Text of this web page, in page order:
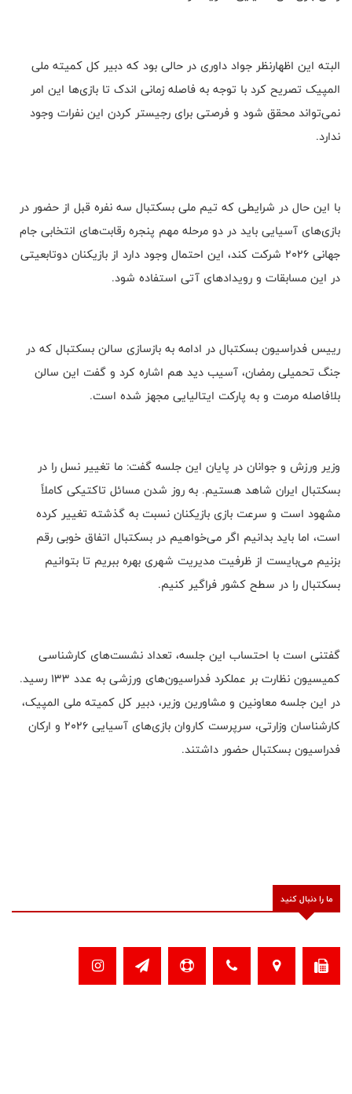
البته این اظهارنظر جواد داوری در حالی بود که دبیر کل کمیته ملی
المپیک تصریح کرد با توجه به فاصله زمانی اندک تا بازی‌ها این امر
نمی‌تواند محقق شود و فرصتی برای رجیستر کردن این نفرات وجود
ندارد.
با این حال در شرایطی که تیم ملی بسکتبال سه نفره قبل از حضور در
بازی‌های آسیایی باید در دو مرحله مهم پنجره رقابت‌های انتخابی جام
جهانی 2026 شرکت کند، این احتمال وجود دارد از بازیکنان دوتابعیتی
در این مسابقات و رویدادهای آتی استفاده شود.
رییس فدراسیون بسکتبال در ادامه به بازسازی سالن بسکتبال که در
جنگ تحمیلی رمضان، آسیب دید هم اشاره کرد و گفت این سالن
بلافاصله مرمت و به پارکت ایتالیایی مجهز شده است.
وزیر ورزش و جوانان در پایان این جلسه گفت: ما تغییر نسل را در
بسکتبال ایران شاهد هستیم. به روز شدن مسائل تاکتیکی کاملاً
مشهود است و سرعت بازی بازیکنان نسبت به گذشته تغییر کرده
است، اما باید بدانیم اگر می‌خواهیم در بسکتبال اتفاق خوبی رقم
بزنیم می‌بایست از ظرفیت مدیریت شهری بهره ببریم تا بتوانیم
بسکتبال را در سطح کشور فراگیر کنیم.
گفتنی است با احتساب این جلسه، تعداد نشست‌های کارشناسی
کمیسیون نظارت بر عملکرد فدراسیون‌های ورزشی به عدد 133 رسید.
در این جلسه معاونین و مشاورین وزیر، دبیر کل کمیته ملی المپیک،
کارشناسان وزارتی، سرپرست کاروان بازی‌های آسیایی 2026 و ارکان
فدراسیون بسکتبال حضور داشتند.
ما را دنبال کنید